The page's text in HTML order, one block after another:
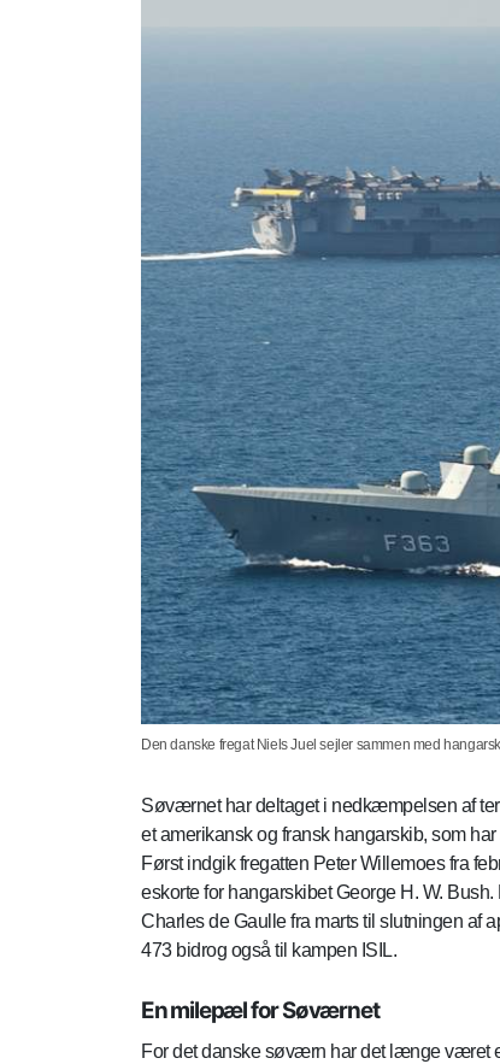
Den danske fregat Niels Juel sejler sammen med
Søværnet har deltaget i nedkæmpelsen af
et amerikansk og fransk hangarskib, som
Først indgik fregatten Peter Willemoes fra
eskorte for hangarskibet George H. W.
Charles de Gaulle fra marts til slutningen af
473 bidrog også til kampen ISIL.
En milepæl for Søværnet
For det danske søværn har det længe været